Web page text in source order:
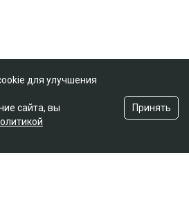
для улучшения
сайта, вы
Принять